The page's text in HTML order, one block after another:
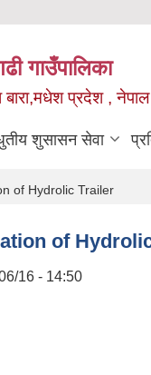
गाउँपालिका
बारा,मधेश प्रदेश , नेपाल
शुसासन सेवा
of Hydrolic Trailer
of
16 - 14:50